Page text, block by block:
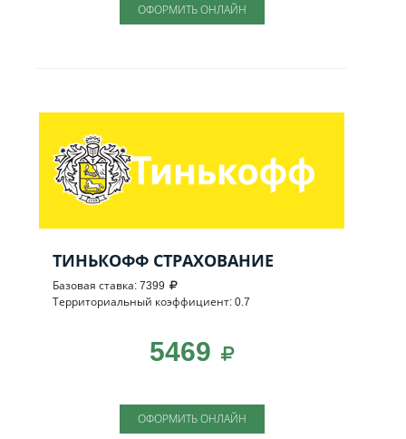
ОФОРМИТЬ ОНЛАЙН
ТИНЬКОФФ СТРАХОВАНИЕ
Базовая ставка: 7399
Территориальный коэффициент: 0.7
5469
ОФОРМИТЬ ОНЛАЙН